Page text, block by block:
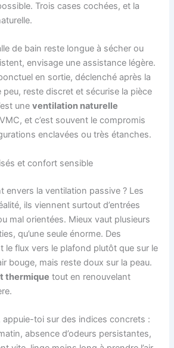
Trois cases cochées, et la
de bain reste longue à sécher ou
envisage une assistance légère.
en sortie, déclenché après la
reste discret et sécurise la pièce
uneventilation naturelle
et c’est souvent le compromis
enclavées ou très étanches.
et confort sensible
envers la ventilation passive ? Les
ils viennent surtout d’entrées
mal orientées. Mieux vaut plusieurs
qu’une seule énorme. Des
le flux vers le plafond plutôt que sur le
bouge, mais reste doux sur la peau.
thermique tout en renouvelant
appuie-toi sur des indices concrets :
absence d’odeurs persistantes,